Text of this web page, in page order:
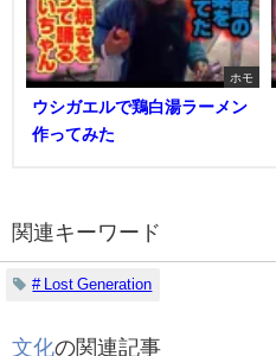
ホモ
ウシガエルで鶏白湯ラーメン
作ってみた
関連キーワード
# Lost Generation
文化の関連記事